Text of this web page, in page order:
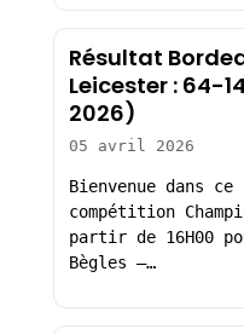
Résultat
Leicester : 64-
2026)
05 avril 2026
Bienvenue dans
compétition
partir de 16H00
Bègles –…